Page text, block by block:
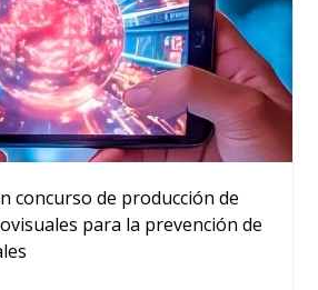
concurso de producción de
para la prevención de